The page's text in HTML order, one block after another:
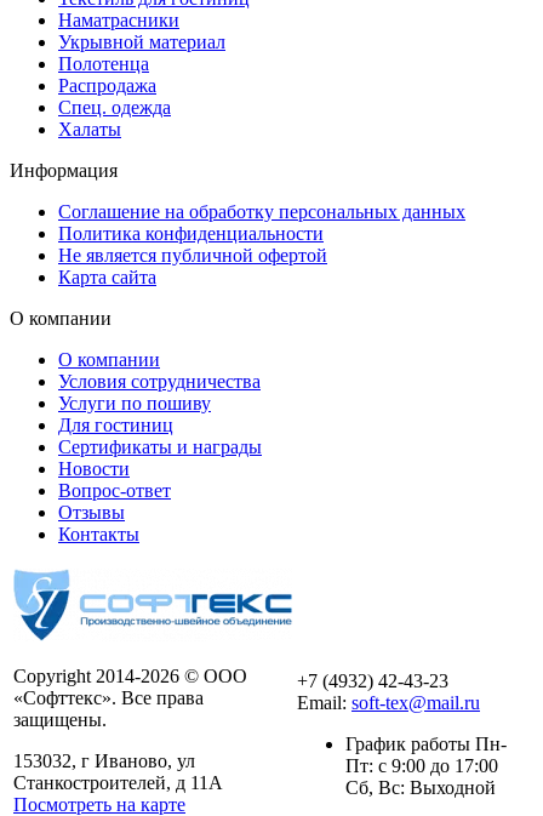
Наматрасники
Укрывной материал
Полотенца
Распродажа
Спец. одежда
Халаты
Информация
Соглашение на обработку персональных данных
Политика конфиденциальности
Не является публичной офертой
Карта сайта
О компании
О компании
Условия сотрудничества
Услуги по пошиву
Для гостиниц
Сертификаты и награды
Новости
Вопрос-ответ
Отзывы
Контакты
Copyright 2014-2026 © ООО
«Софттекс». Все права
защищены.
153032, г Иваново, ул
Станкостроителей, д 11А
Посмотреть на карте
+7 (4932) 42-43-23
Email: soft-tex@mail.ru
График работы Пн-
Пт: с 9:00 до 17:00
Сб, Вс: Выходной